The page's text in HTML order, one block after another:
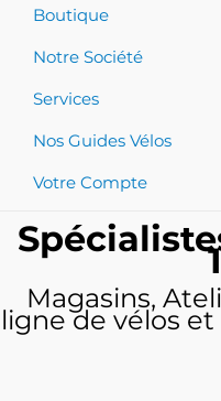
Boutique
Notre Société
Services
Nos Guides Vélos
Votre Compte
Magasins,
ligne de vélos